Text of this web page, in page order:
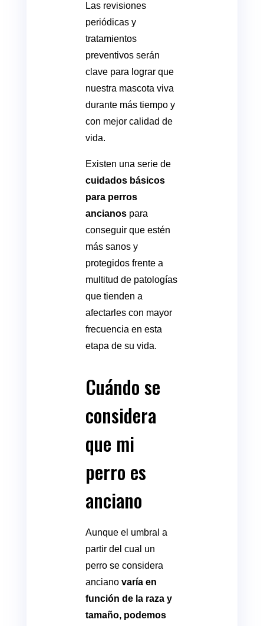
Las revisiones
periódicas y
tratamientos
preventivos serán
clave para lograr que
nuestra mascota viva
durante más tiempo y
con mejor calidad de
vida.
Existen una serie de
cuidados básicos
para perros
ancianospara
conseguir que estén
más sanos y
protegidos frente a
multitud de patologías
que tienden a
afectarles con mayor
frecuencia en esta
etapa de su vida.
Cuándo se
considera
que mi
perro es
anciano
Aunque el umbral a
partir del cual un
perro se considera
anciano varía en
función de la raza y
tamaño, podemos